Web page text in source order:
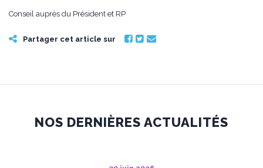
Conseil auprès du Président et RP
Partager cet article sur
NOS DERNIÈRES ACTUALITÉS